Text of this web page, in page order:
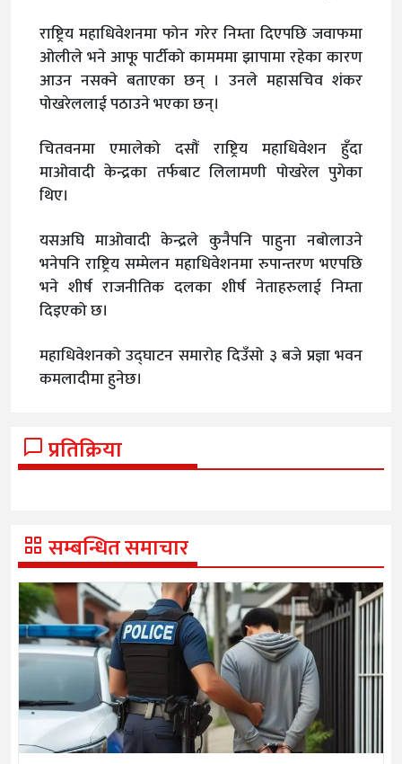
राष्ट्रिय महाधिवेशनमा फोन गरेर निम्ता दिएपछि जवाफमा
ओलीले भने आफू पार्टीको कामममा झापामा रहेका कारण
आउन नसक्ने बताएका छन् । उनले महासचिव शंकर
पोखरेललाई पठाउने भएका छन्।
चितवनमा एमालेको दसौं राष्ट्रिय महाधिवेशन हुँदा
माओवादी केन्द्रका तर्फबाट लिलामणी पोखरेल पुगेका
थिए।
यसअघि माओवादी केन्द्रले कुनैपनि पाहुना नबोलाउने
भनेपनि राष्ट्रिय सम्मेलन महाधिवेशनमा रुपान्तरण भएपछि
भने शीर्ष राजनीतिक दलका शीर्ष नेताहरुलाई निम्ता
दिइएको छ।
महाधिवेशनको उद्घाटन समारोह दिउँसो ३ बजे प्रज्ञा भवन
कमलादीमा हुनेछ।
प्रतिक्रिया
सम्बन्धित समाचार